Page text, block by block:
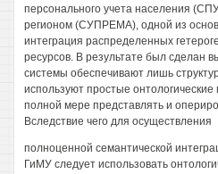
персонального учета населения
регионом (СУПРЕМА), одной из
интеграция распределенных
ресурсов. В результате был сделан
системы обеспечивают лишь
используют простые
полной мере представлять и
Вследствие чего для осуществления
полноценной семантической
ГиМУ следует использовать